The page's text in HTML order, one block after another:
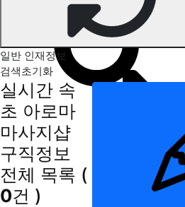
일반 인재정보
검색초기화
실시간 속
초 아로마
마사지샵
구직정보
전체 목록 (
0건 )